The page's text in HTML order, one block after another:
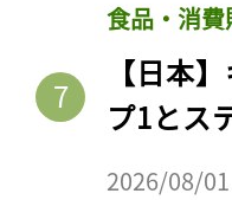
食品・消
【日本
プ1とス
2026/08/01